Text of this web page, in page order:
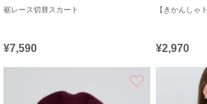
裾レース切替スカート
¥7,590 ¥2,970